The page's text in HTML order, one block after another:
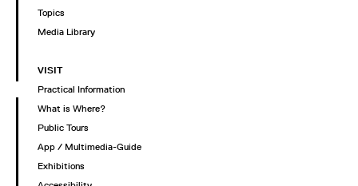
Topics
Media Library
VISIT
Practical Information
What is Where?
Public Tours
App / Multimedia-Guide
Exhibitions